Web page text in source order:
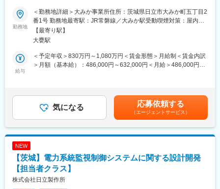
ション開発 等
【働く環境】
・チームでの協働
制御システムの専門家やプロジェクトマネージャー、ソフトウェ
アエンジニアなど多様な職種と連携しながら、課題解決に取り組
む環境です。
フレックスタイム制度やワークライフバランスを重視した取り組
みを推進。長期的に安心して働ける環境を整えています。
変更の範囲：会社の定める業務
それにより、地球環境にやさしく持続可能なエネルギーインフラ
を、ステークホルダー（お客さま、パートナー等）との協創を通
じて構築し、安全、安心、快適、エコな暮らしを提供する。
【職務概要】
担当する分野・部門における電力系統監視制御システムにおい
て、顧客の要求する条件で稼働するように業務担当者として、顧
客課題を解決するシステム設計のプロジェクトを遂行する。
所属する組織の方針に基づき、指示を仰ぎながら一連の設計開発
作業を遂行する。
ベースとして、顧客ニーズを分析し新しい製品を定義し提供をす
る。
・システムの指定された運用要件などに従い、顧客要件を満たす
条件にて現地にて最終的に稼働するか確認をする。
勤務地
＜勤務地詳細＞大みか事業所住所：茨城県日立市大みか町五丁目2
番1号 勤務地最寄駅：JR常磐線／大みか駅受動喫煙対策：屋内全
面禁煙変更の範囲：会社の定める事業所（リモートワーク含む）
【最寄り駅】
大甕駅
給与
＜予定年収＞830万円～1,080万円＜賃金形態＞月給制＜賃金内訳
＞月額（基本給）：486,000円～632,000円＜月給＞486,000円～
額であり、選考を通じて上下する可能性があります。月給(月額)は
固定手当を含めた表記です。
気になる 応募依頼する
（エージェントサービス）
NEW
【茨城】電力系統監視制御システムに関する設計開発
【担当者クラス】
株式会社日立製作所